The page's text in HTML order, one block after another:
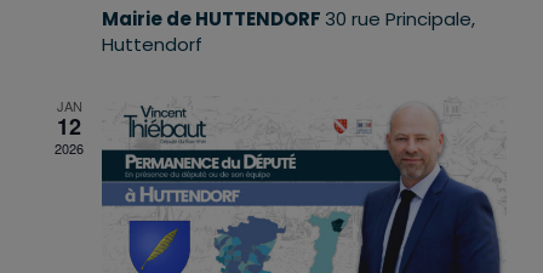
Mairie de HUTTENDORF 30 rue Principale,
Huttendorf
JAN
12
2026